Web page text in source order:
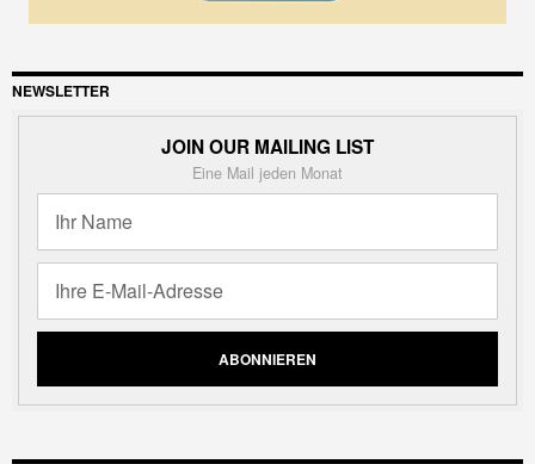
NEWSLETTER
JOIN OUR MAILING LIST
Eine Mail jeden Monat